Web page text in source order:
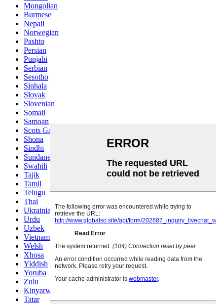
Mongolian
Burmese
Nepali
Norwegian
Pashto
Persian
Punjabi
Serbian
Sesotho
Sinhala
Slovak
Slovenian
Somali
Samoan
Scots Gaelic
Shona
Sindhi
Sundanese
Swahili
Tajik
Tamil
Telugu
Thai
Ukrainian
Urdu
Uzbek
Vietnamese
Welsh
Xhosa
Yiddish
Yoruba
Zulu
Kinyarwanda
Tatar